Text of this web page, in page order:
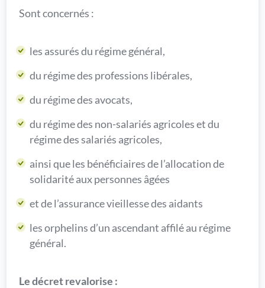
Sont concernés :
les assurés du régime général,
du régime des professions libérales,
du régime des avocats,
du régime des non-salariés agricoles et du
régime des salariés agricoles,
ainsi que les bénéficiaires de l’allocation de
solidarité aux personnes âgées
et de l’assurance vieillesse des aidants
les orphelins d’un ascendant affilé au régime
général.
Le décret revalorise :